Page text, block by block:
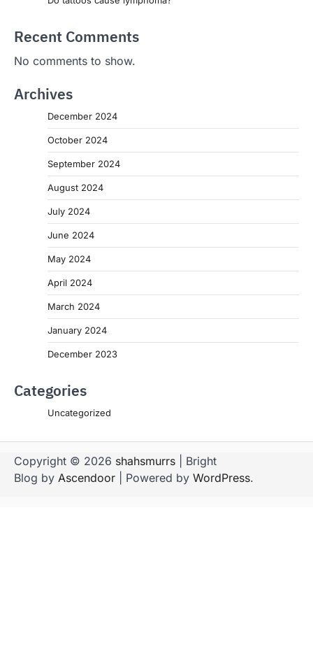
Recent Comments
No comments to show.
Archives
December 2024
October 2024
September 2024
August 2024
July 2024
June 2024
May 2024
April 2024
March 2024
January 2024
December 2023
Categories
Uncategorized
Copyright © 2026 shahsmurrs | Bright
Blog by Ascendoor | Powered by WordPress.